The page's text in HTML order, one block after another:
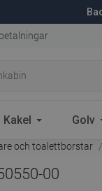
Kakel Golv
och toalettborstar
00